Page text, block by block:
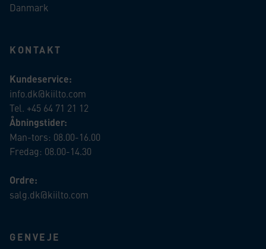
Danmark
KONTAKT
Kundeservice:
info.dk@kiilto.com
Tel. +45 64 71 21 12
Åbningstider:
Man-tors: 08.00-16.00
Fredag: 08.00-14.30
Ordre:
salg.dk@kiilto.com
GENVEJE